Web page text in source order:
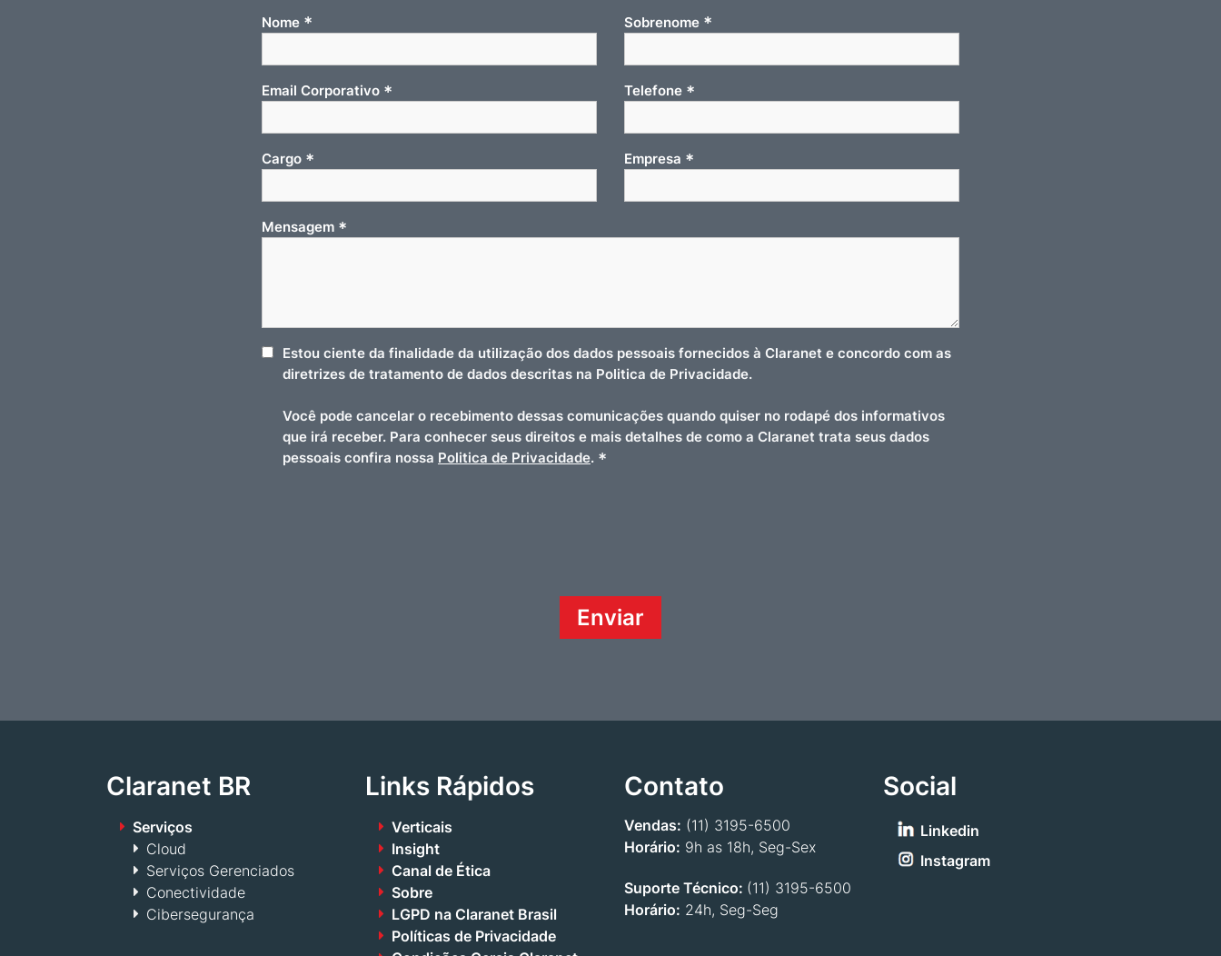
Nome * Sobrenome *
Email Corporativo * Telefone *
Cargo * Empresa *
Mensagem *
Estou ciente da finalidade da utilização dos dados pessoais fornecidos à Claranet e concordo com as
diretrizes de tratamento de dados descritas na Politica de Privacidade.
Você pode cancelar o recebimento dessas comunicações quando quiser no rodapé dos informativos
que irá receber. Para conhecer seus direitos e mais detalhes de como a Claranet trata seus dados
pessoais confira nossa Politica de Privacidade. *
Claranet BR
Serviços
Cloud
Serviços Gerenciados
Conectividade
Cibersegurança
Links Rápidos
Verticais
Insight
Canal de Ética
Sobre
LGPD na Claranet Brasil
Políticas de Privacidade
Contato
Vendas: (11) 3195-6500
Horário: 9h as 18h, Seg-Sex
Suporte Técnico: (11) 3195-6500
Horário: 24h, Seg-Seg
Social
Linkedin
Instagram